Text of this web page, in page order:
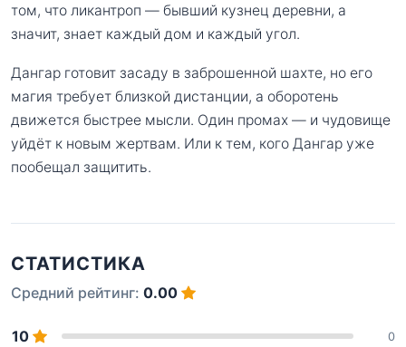
том, что ликантроп — бывший кузнец деревни, а
значит, знает каждый дом и каждый угол.
Дангар готовит засаду в заброшенной шахте, но его
магия требует близкой дистанции, а оборотень
движется быстрее мысли. Один промах — и чудовище
уйдёт к новым жертвам. Или к тем, кого Дангар уже
пообещал защитить.
СТАТИСТИКА
Средний рейтинг: 0.00
10 0